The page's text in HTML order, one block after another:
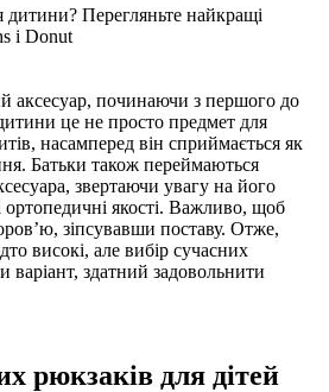
аксесуар, починаючи з першого до
це не просто предмет для
насамперед він сприймається як
Батьки також переймаються
звертаючи увагу на його
ортопедичні якості. Важливо, щоб
зіпсувавши поставу. Отже,
високі, але вибір сучасних
варіант, здатний задовольнити
рюкзаків для дітей